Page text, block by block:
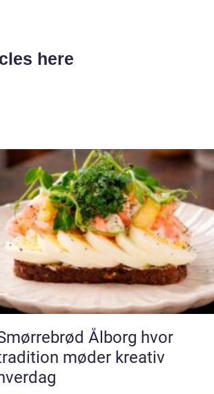
here
Ålborg hvor
møder kreativ